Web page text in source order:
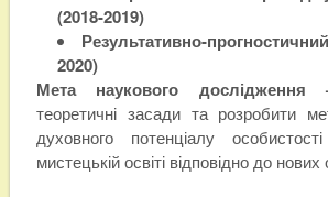
(2018-2019)
Результативно-
2020)
Мета наукового дослідження
теоретичні засади та розробити
духовного потенціалу
мистецькій освіті відповідно до нових